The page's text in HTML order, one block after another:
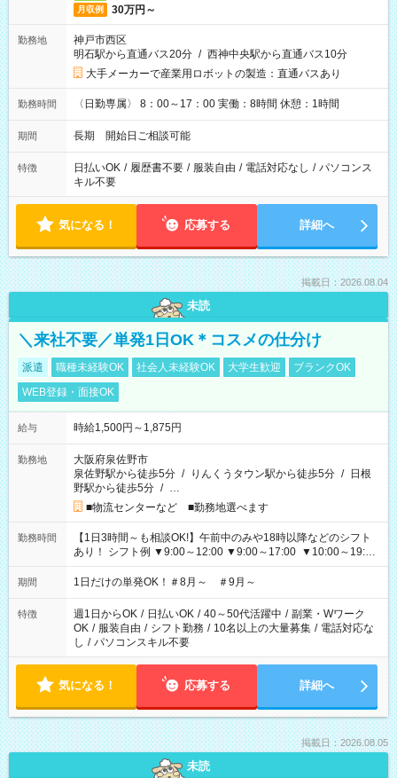
月収例 30万円～
勤務地
神戸市西区
明石駅から直通バス20分 / 西神中央駅から直通バス10分
大手メーカーで産業用ロボットの製造：直通バスあり
勤務時間 〈日勤専属〉 8：00～17：00 実働：8時間 休憩：1時間
期間 長期 開始日ご相談可能
特徴 日払いOK / 履歴書不要 / 服装自由 / 電話対応なし / パソコンス
キル不要
気になる！ 応募する 詳細へ
掲載日：2026.08.04
未読
＼来社不要／単発1日OK＊コスメの仕分け
派遣 職種未経験OK 社会人未経験OK 大学生歓迎
ブランクOK
WEB登録・面接OK
給与 時給1,500円～1,875円
勤務地
大阪府泉佐野市
泉佐野駅から徒歩5分 / りんくうタウン駅から徒歩5分 / 日根
野駅から徒歩5分 / …
■物流センターなど ■勤務地選べます
勤務時間
【1日3時間～も相談OK!】午前中のみや18時以降などのシフト
あり！ シフト例 ▼9:00～12:00 ▼9:00～17:00 ▼10:00～19:00
▼18:00～21:00
期間 1日だけの単発OK！＃8月～ ＃9月～
特徴 週1日からOK / 日払いOK / 40～50代活躍中 / 副業・Wワーク
OK / 服装自由 / シフト勤務 / 10名以上の大量募集 / 電話対応な
し / パソコンスキル不要
気になる！ 応募する 詳細へ
掲載日：2026.08.05
未読